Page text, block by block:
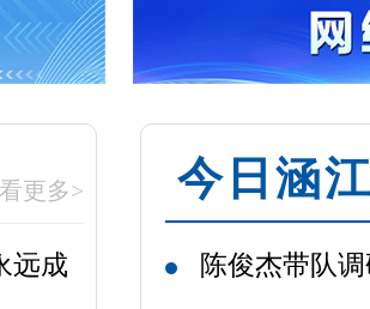
更多>
远成
今日涵江
陈俊杰带队